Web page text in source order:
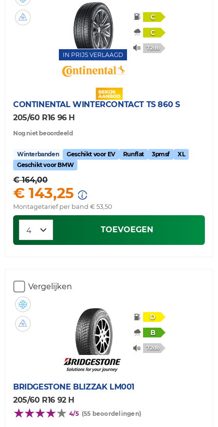
IN PRIJS VERLAAGD
C
C
72db
CONTINENTAL WINTERCONTACT TS 860 S
205/60 R16 96 H
Nog niet beoordeeld
Winterbanden Geschikt voor EV Runflat 3pmsf
XL
Geschikt voor BMW
€ 164,00
€ 143,25
Montagetarief per band € 53,50
TOEVOEGEN
Vergelijken
D
B
72db
BRIDGESTONE BLIZZAK LM001
205/60 R16 92 H
4/5 (55 beoordelingen)